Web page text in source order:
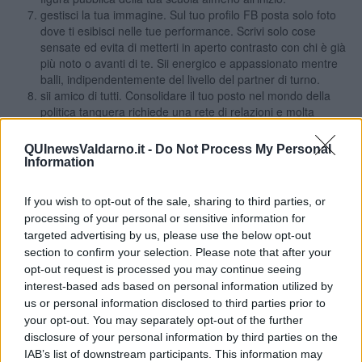
QUInewsValdarno.it - Do Not Process My Personal
Information
If you wish to opt-out of the sale, sharing to third parties, or
processing of your personal or sensitive information for
targeted advertising by us, please use the below opt-out
section to confirm your selection. Please note that after your
opt-out request is processed you may continue seeing
interest-based ads based on personal information utilized by
us or personal information disclosed to third parties prior to
your opt-out. You may separately opt-out of the further
disclosure of your personal information by third parties on the
IAB’s list of downstream participants. This information may
gestisci la tua immagine. Sul tuo profilo FB posta solo foto
dove ti esibisci nelle tue performance. Scrivi solo cose
sensate ed evita di metterti in aperto contrasto con chi è già
più noto o avanti di te. Sii energico e appassionato mentre
balli, indipendentemente del livello del partner di turno.
sii amico di tutti. Consolidare il tuo posto nel mondo della
politica tanguera richiede una rete di relazioni e molta
Spendi il tuo denaro con giudizio valutando quali eventi
seguire e quali lezioni o stage per migliorare più che puoi il
complicità di circostanza perché la verità viene sempre fuori.
iscriviti a un congruo numero di gruppi sui social per far
conoscere le tue opinioni in merito al tango ma evita di
gettare fango sugli altri perché sappi che la gente in ambito
pubblico preferisce i perdenti e i poverini.
Un paio di avvertenze infine sono d’obbligo:
non essere ipocritamente sicuro di te, perché i saccenti
vanno poco lontano
non nascondere niente. Una immagine di trasparenza è